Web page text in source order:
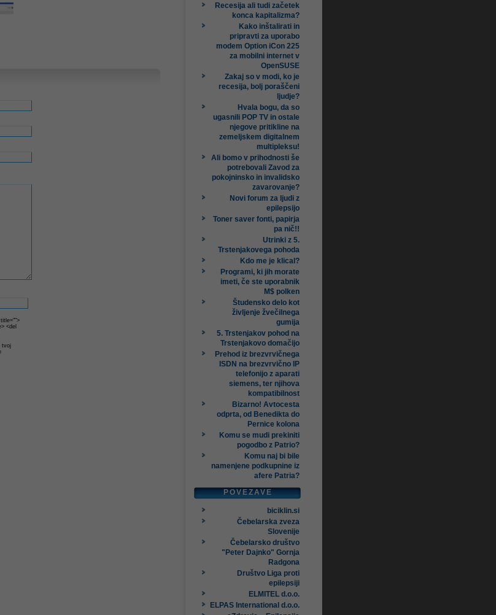
<del
tvoj
Recesija ali tudi začetek
konca kapitalizma?
Kako inštalirati in
pripravti za uporabo
modem Option iCon 225
za mobilni internet v
OpenSUSE
Zakaj so v modi, ko je
recesija, bolj poraščeni
ljudje?
Hvala bogu, da so
ugasnili POP TV in ostale
njegove pritikline na
zemeljskem digitalnem
multipleksu!
Ali bomo v prihodnosti še
potrebovali Zavod za
pokojninsko in invalidsko
zavarovanje?
Novi forum za ljudi z
epilepsijo
Toner saver fonti, papirja
pa nič!!
Utrinki z 5.
Trstenjakovega pohoda
Kdo me je klical?
Programi, ki jih morate
imeti, če ste uporabnik
M$ polken
Študensko delo kot
življenje žvečilnega
gumija
5. Trstenjakov pohod na
Trstenjakovo domačijo
Prehod iz brezvrvičnega
ISDN na brezvrvično IP
telefonijo z aparati
siemens, ter njihova
kompatibilnost
Bizarno! Avtocesta
odprta, od Benedikta do
Pernice kolona
Komu se mudi prekiniti
pogodbo z Patrio?
Komu naj bi bile
namenjene podkupnine iz
afere Patria?
POVEZAVE
biciklin.si
Čebelarska zveza
Slovenije
Čebelarsko društvo
"Peter Dajnko" Gornja
Radgona
Društvo Liga proti
epilepsiji
ELMITEL d.o.o.
ELPAS International d.o.o.